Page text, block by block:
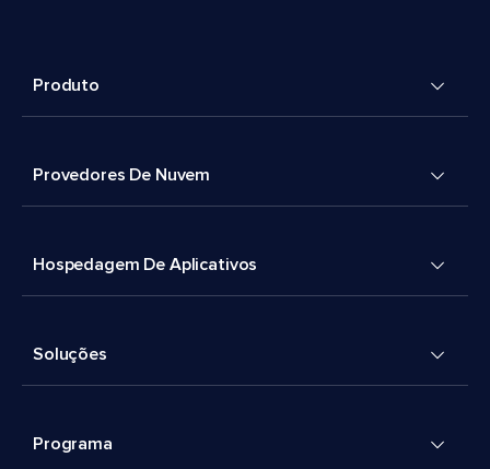
Produto
Provedores De Nuvem
Hospedagem De Aplicativos
Soluções
Programa